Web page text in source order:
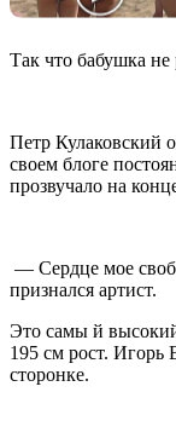
Так что бабушка не
Петр Кулаковский
своем блоге
прозвучало на
— Сердце мое
признался артист.
Это самы й
195 см рост. Игорь
сторонке.